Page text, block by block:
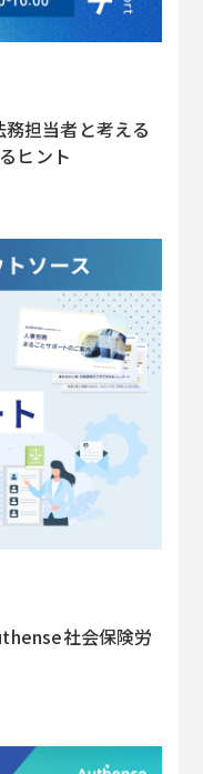
務担当者と考える
ヒント
社会保険労